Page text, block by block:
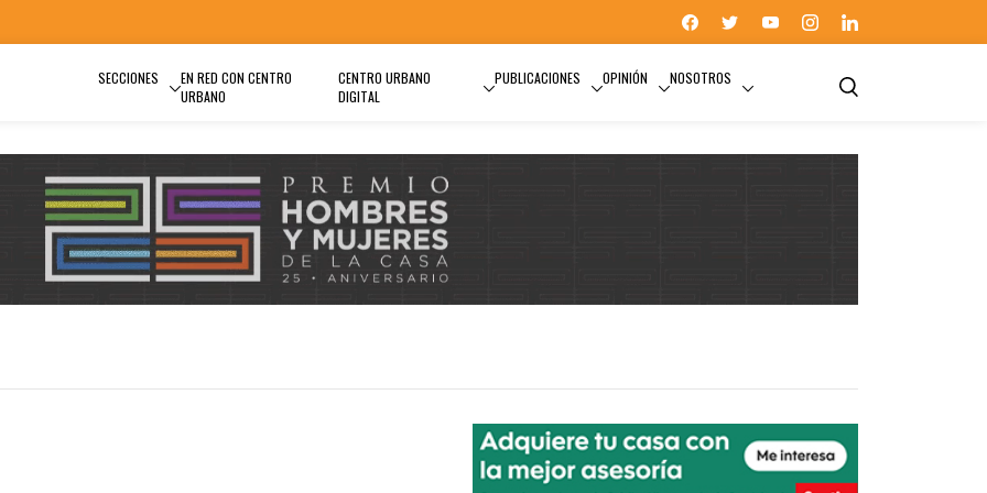
SECCIONES
EN RED CON CENTRO
URBANO
CENTRO URBANO
DIGITAL
PUBLICACIONES OPINIÓN NOSOTROS